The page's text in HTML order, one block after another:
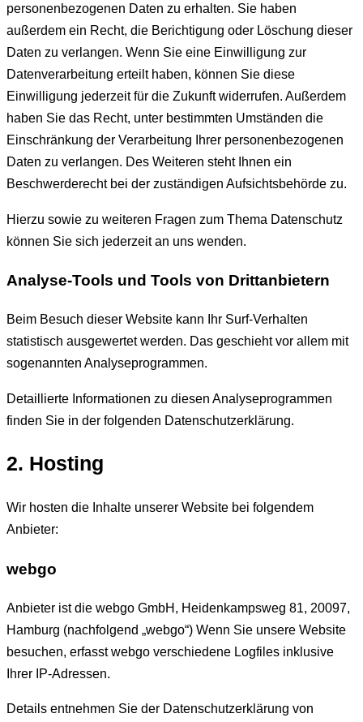
personenbezogenen Daten zu erhalten. Sie haben
außerdem ein Recht, die Berichtigung oder Löschung dieser
Daten zu verlangen. Wenn Sie eine Einwilligung zur
Datenverarbeitung erteilt haben, können Sie diese
Einwilligung jederzeit für die Zukunft widerrufen. Außerdem
haben Sie das Recht, unter bestimmten Umständen die
Einschränkung der Verarbeitung Ihrer personenbezogenen
Daten zu verlangen. Des Weiteren steht Ihnen ein
Beschwerderecht bei der zuständigen Aufsichtsbehörde zu.
Hierzu sowie zu weiteren Fragen zum Thema Datenschutz
können Sie sich jederzeit an uns wenden.
Analyse-Tools und Tools von Dritt­anbietern
Beim Besuch dieser Website kann Ihr Surf-Verhalten
statistisch ausgewertet werden. Das geschieht vor allem mit
sogenannten Analyseprogrammen.
Detaillierte Informationen zu diesen Analyseprogrammen
finden Sie in der folgenden Datenschutzerklärung.
2. Hosting
Wir hosten die Inhalte unserer Website bei folgendem
Anbieter:
webgo
Anbieter ist die webgo GmbH, Heidenkampsweg 81, 20097,
Hamburg (nachfolgend „webgo“) Wenn Sie unsere Website
besuchen, erfasst webgo verschiedene Logfiles inklusive
Ihrer IP-Adressen.
Details entnehmen Sie der Datenschutzerklärung von